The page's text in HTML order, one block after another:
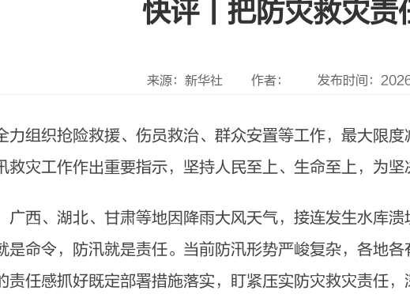
快评丨把防灾救灾责
来源：新华社 作者： 发布时间：
力组织抢险救援、伤员救治、群众安置等工作，最大限
救灾工作作出重要指示，坚持人民至上、生命至上，为坚
广西、湖北、甘肃等地因降雨大风天气，接连发生水库
是命令，防汛就是责任。当前防汛形势严峻复杂，各地
责任感抓好既定部署措施落实，盯紧压实防灾救灾责任